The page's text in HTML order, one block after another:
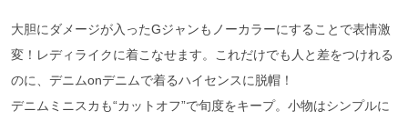
大胆にダメージが入ったGジャンもノーカラーにすることで表情激
変！レディライクに着こなせます。これだけでも人と差をつけれる
のに、デニムonデニムで着るハイセンスに脱帽！
デニムミニスカも“カットオフ”で旬度をキープ。小物はシンプルに